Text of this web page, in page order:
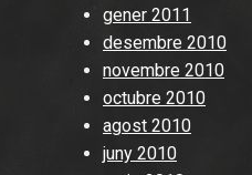
gener 2011
desembre 2010
novembre 2010
octubre 2010
agost 2010
juny 2010